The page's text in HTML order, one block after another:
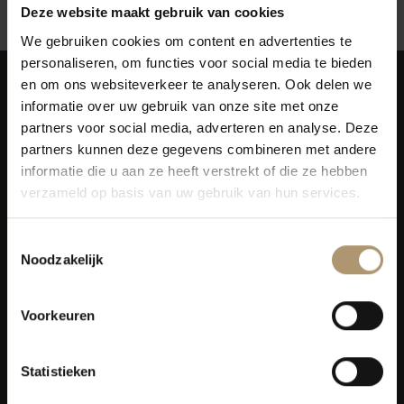
Deze website maakt gebruik van cookies
We gebruiken cookies om content en advertenties te
personaliseren, om functies voor social media te bieden
en om ons websiteverkeer te analyseren. Ook delen we
informatie over uw gebruik van onze site met onze
partners voor social media, adverteren en analyse. Deze
partners kunnen deze gegevens combineren met andere
informatie die u aan ze heeft verstrekt of die ze hebben
verzameld op basis van uw gebruik van hun services.
Noodzakelijk
Voorkeuren
Statistieken
Simon van Capelweg 127
2431 AE Noorden
0172 - 82 00 65
Lekkerflesjewijn